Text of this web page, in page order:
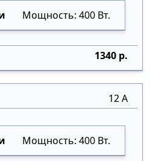
Мощность: 400 Вт.
1340 р.
12 А
Мощность: 400 Вт.